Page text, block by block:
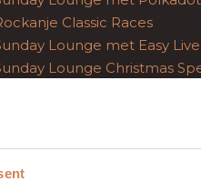
Classic Races
Lounge met Easy Live
Lounge Christmas
Arrangementen